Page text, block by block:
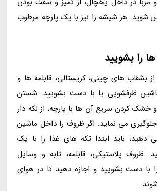
شوید. هر شیشه را نیز با یک پارچه مرطوب
بشقاب های چینی، کریستالی، قابلمه ها و
ظرفشویی یا با دست بشویید. شستن
خشک کردن سریع آن ها با پارچه، از لکه دار
می نماید. اگر ظروف را داخل ماشین
دهید، باید ابتدا تکه های غذا را با یک
ظروف پلاستیکی، قابلمه، تابه و وسایل
دست بشویید و اجازه دهید تا در هوای